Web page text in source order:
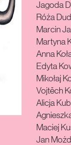
Jagoda
Róża
Marcin
Martyna
Anna
Edyta
Mikołaj
Vojtěch
Alicja
Maciej
Jan